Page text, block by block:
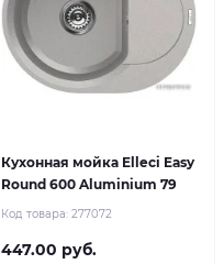
Кухонная мойка Elleci Easy
Round 600 Aluminium 79
Код товара: 277072
447.00 руб.